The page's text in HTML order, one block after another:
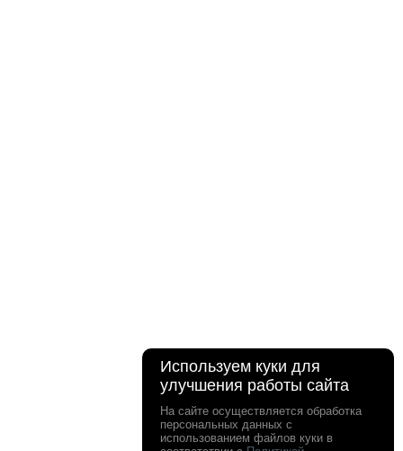
Используем куки для
улучшения работы сайта
На сайте осуществляется обработка
персональных данных с
использованием файлов куки в